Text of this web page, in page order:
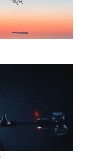
业务，即两个产品
无人直升机的飞控系
平台，服务分别是有
决方案定制服务。
智控的展位去看了
次他们带来的正是这